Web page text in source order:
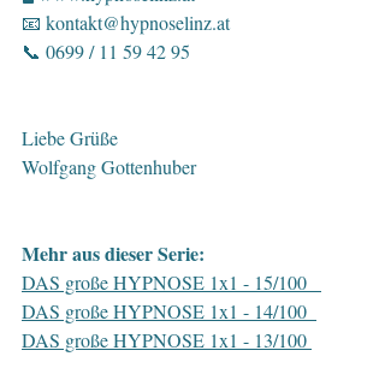
📧 kontakt@hypnoselinz.at
📞 0699 / 11 59 42 95
Liebe Grüße
Wolfgang Gottenhuber
Mehr aus dieser Serie:
DAS große HYPNOSE 1x1 - 15/100
DAS große HYPNOSE 1x1 - 14/100
DAS große HYPNOSE 1x1 - 13/100